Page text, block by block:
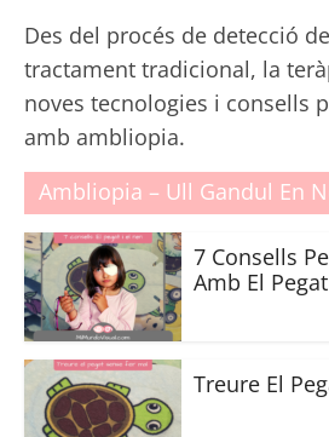
Des del procés de detecció
tractament tradicional, la
noves tecnologies i consells
amb ambliopia.
Ambliopia – Ull Gandul En
7 Consells
Amb El
Treure El